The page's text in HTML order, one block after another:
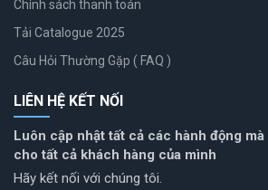
Chính sách thanh toán
Tải Catalogue 2025
Câu Hỏi Thường Gặp ( FAQ )
LIÊN HỆ KẾT NỐI
Luôn cập nhật tất cả các hành động
cho tất cả khách hàng của mình
Hãy kết nối với chúng tôi.